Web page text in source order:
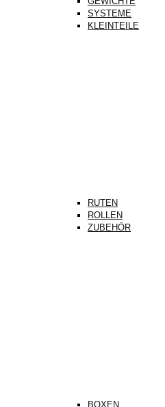
SYSTEME
KLEINTEILE
RUTEN
ROLLEN
ZUBEHÖR
BOXEN